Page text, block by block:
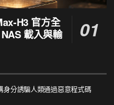
H3 官方全
載入與輸
身分誘騙人類通過惡意程式碼